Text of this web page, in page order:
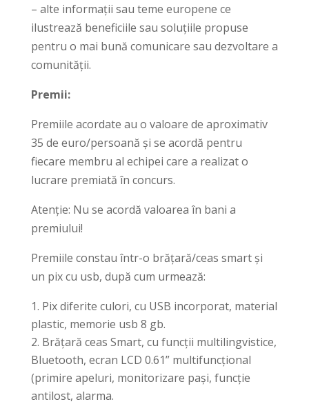
– alte informații sau teme europene ce
ilustrează beneficiile sau soluțiile propuse
pentru o mai bună comunicare sau dezvoltare a
comunității.
Premii:
Premiile acordate au o valoare de aproximativ
35 de euro/persoană și se acordă pentru
fiecare membru al echipei care a realizat o
lucrare premiată în concurs.
Atenție: Nu se acordă valoarea în bani a
premiului!
Premiile constau într-o brățară/ceas smart și
un pix cu usb, după cum urmează:
Pix diferite culori, cu USB incorporat, material
plastic, memorie usb 8 gb.
Brățară ceas Smart, cu funcții multilingvistice,
Bluetooth, ecran LCD 0.61” multifuncțional
(primire apeluri, monitorizare pași, funcție
antilost, alarma.